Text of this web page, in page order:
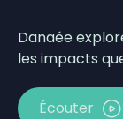
Danaée
les impacts
Écouter